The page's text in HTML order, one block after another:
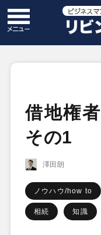
借地権
その1
澤田朗
ノウハウ/how to
相続 知識